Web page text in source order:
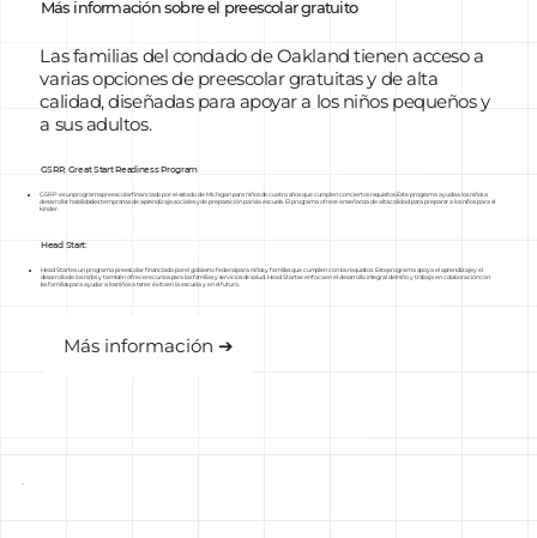
Más información sobre el preescolar gratuito
Las familias del condado de Oakland tienen acceso a
varias opciones de preescolar gratuitas y de alta
calidad, diseñadas para apoyar a los niños pequeños y
a sus adultos.
GSRP, Great Start Readiness Program
GSRP es un programa preescolar financiado por el estado de Michigan para niños de cuatro años que cumplen con ciertos requisitos. Este programa ayuda a los niños a
desarrollar habilidades tempranas de aprendizaje, sociales y de preparación para la escuela. El programa ofrece enseñanza de alta calidad para preparar a los niños para el
kínder.
Head Start:
Head Start es un programa preescolar financiado por el gobierno federal para niños y familias que cumplen con los requisitos. Este programa apoya el aprendizaje y el
desarrollo de los niños y también ofrece recursos para las familias y servicios de salud. Head Start se enfoca en el desarrollo integral del niño y trabaja en colaboración con
las familias para ayudar a los niños a tener éxito en la escuela y en el futuro.
Más información ➔